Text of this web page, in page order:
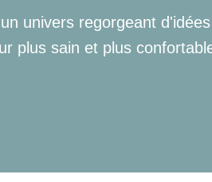
univers regorgeant
plus sain et plus